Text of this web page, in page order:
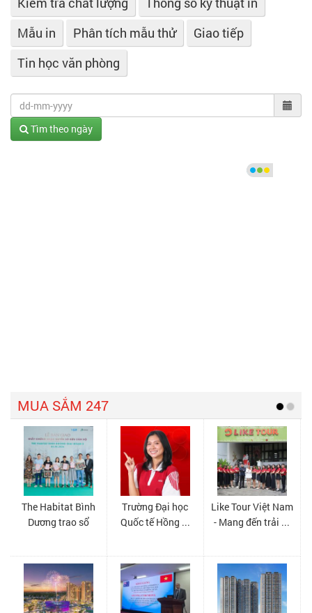
Mẫu in
Phân tích mẫu thử
Giao tiếp
Tin học văn phòng
Tìm theo ngày